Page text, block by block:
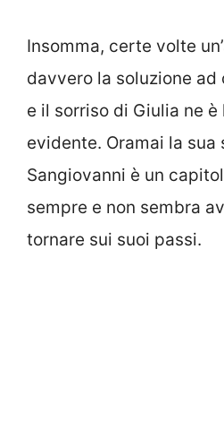
Insomma, certe volte
davvero la soluzione
e il sorriso di Giulia ne
evidente. Oramai la sua
Sangiovanni è un
sempre e non sembra
tornare sui suoi passi.